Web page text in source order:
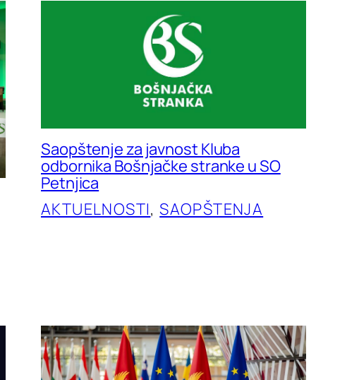
Saopštenje za javnost Kluba
odbornika Bošnjačke stranke u SO
Petnjica
AKTUELNOSTI, SAOPŠTENJA